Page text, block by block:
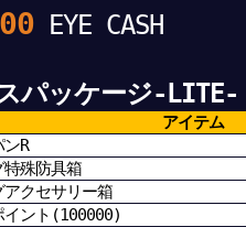
EYE CASH
パッケージ-
アイテム
R
殊防具箱
クセサリー箱
ント(100000)